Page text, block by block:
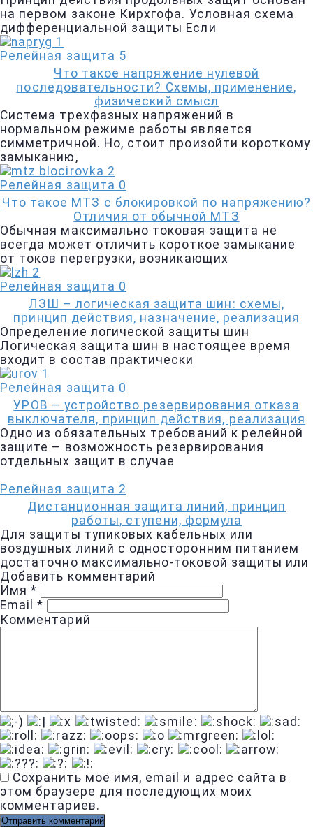
на первом законе Кирхгофа. Условная схема
дифференциальной защиты Если
Релейная защита 5
Что такое напряжение нулевой
последовательности? Схемы, применение,
физический смысл
Система трехфазных напряжений в
нормальном режиме работы является
симметричной. Но, стоит произойти короткому
замыканию,
Релейная защита 0
Что такое МТЗ с блокировкой по напряжению?
Отличия от обычной МТЗ
Обычная максимально токовая защита не
всегда может отличить короткое замыкание
от токов перегрузки, возникающих
Релейная защита 0
ЛЗШ – логическая защита шин: схемы,
принцип действия, назначение, реализация
Определение логической защиты шин
Логическая защита шин в настоящее время
входит в состав практически
Релейная защита 0
УРОВ – устройство резервирования отказа
выключателя, принцип действия, реализация
Одно из обязательных требований к релейной
защите – возможность резервирования
отдельных защит в случае
Релейная защита 2
Дистанционная защита линий, принцип
работы, ступени, формула
Для защиты тупиковых кабельных или
воздушных линий с односторонним питанием
достаточно максимально-токовой защиты или
Добавить комментарий
Имя*
Email*
Комментарий
Сохранить моё имя, email и адрес сайта в
этом браузере для последующих моих
комментариев.